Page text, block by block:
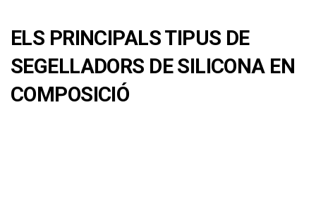
ELS PRINCIPALS TIPUS DE
SEGELLADORS DE SILICONA EN
COMPOSICIÓ